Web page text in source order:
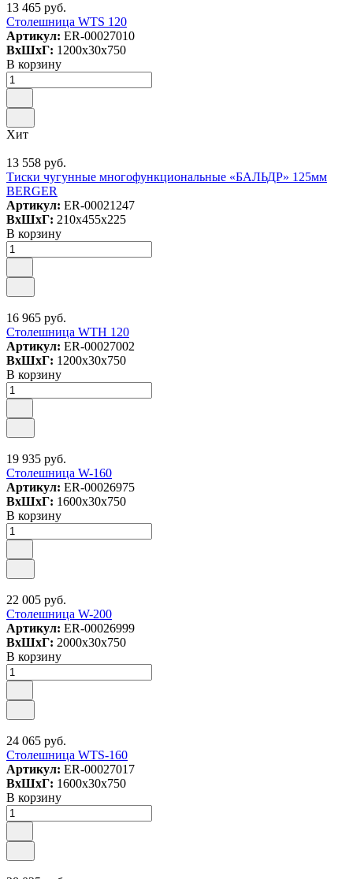
13 465 руб.
Столешница WTS 120
Артикул: ER-00027010
ВxШxГ: 1200x30x750
В корзину
Хит
13 558 руб.
Тиски чугунные многофункциональные «БАЛЬДР» 125мм
BERGER
Артикул: ER-00021247
ВxШxГ: 210x455x225
В корзину
16 965 руб.
Столешница WTH 120
Артикул: ER-00027002
ВxШxГ: 1200x30x750
В корзину
19 935 руб.
Столешница W-160
Артикул: ER-00026975
ВxШxГ: 1600x30x750
В корзину
22 005 руб.
Столешница W-200
Артикул: ER-00026999
ВxШxГ: 2000x30x750
В корзину
24 065 руб.
Столешница WTS-160
Артикул: ER-00027017
ВxШxГ: 1600x30x750
В корзину